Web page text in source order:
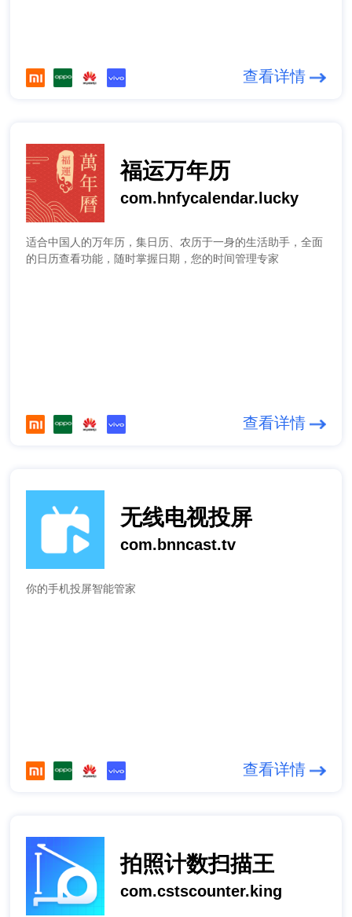
查看详情
福运万年历
com.hnfycalendar.lucky
适合中国人的万年历，集日历、农历于一身的生活助手，全面
的日历查看功能，随时掌握日期，您的时间管理专家
查看详情
无线电视投屏
com.bnncast.tv
你的手机投屏智能管家
查看详情
拍照计数扫描王
com.cstscounter.king